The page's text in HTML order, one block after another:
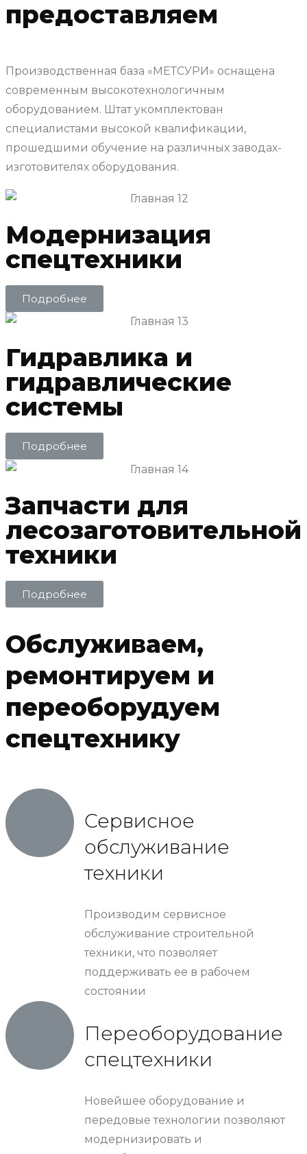
предоставляем
Производственная база «МЕТСУРИ» оснащена
современным высокотехнологичным
оборудованием. Штат укомплектован
специалистами высокой квалификации,
прошедшими обучение на различных заводах-
изготовителях оборудования.
Модернизация
спецтехники
Подробнее
Гидравлика и
гидравлические
системы
Подробнее
Запчасти для
лесозаготовительной
техники
Подробнее
Обслуживаем,
ремонтируем и
переоборудуем
спецтехнику
Сервисное
обслуживание
техники
Производим сервисное
обслуживание строительной
техники, что позволяет
поддерживать ее в рабочем
состоянии
Переоборудование
спецтехники
Новейшее оборудование и
передовые технологии позволяют
модернизировать и